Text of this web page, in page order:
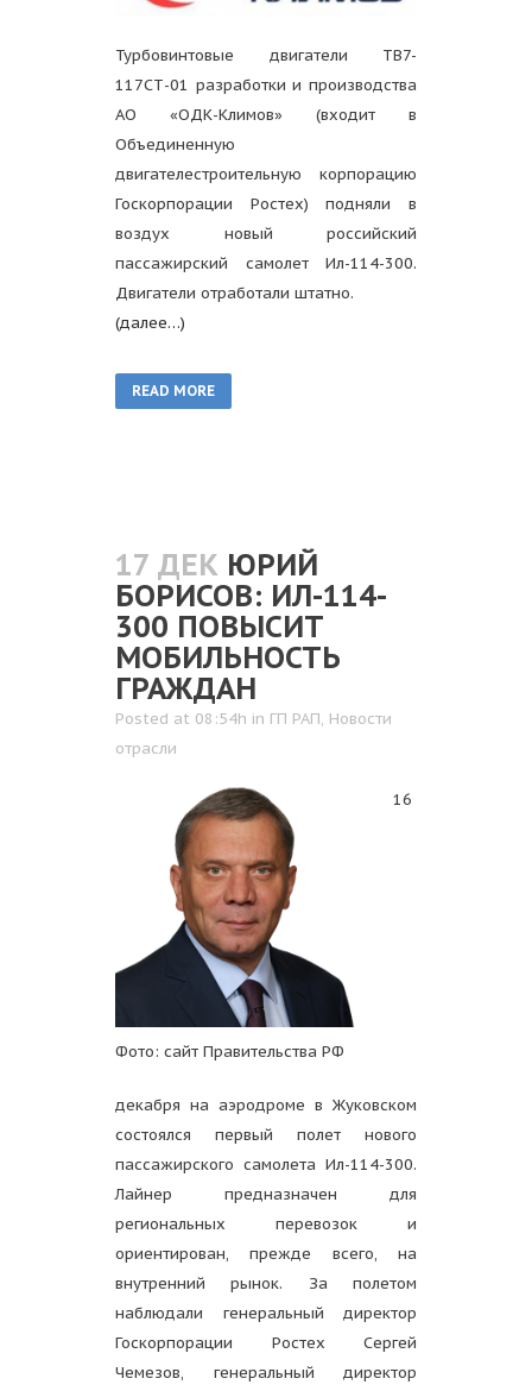
Турбовинтовые двигатели ТВ7-
117СТ-01 разработки и производства
АО «ОДК-Климов» (входит в
Объединенную
двигателестроительную корпорацию
Госкорпорации Ростех) подняли в
воздух новый российский
пассажирский самолет Ил-114-300.
Двигатели отработали штатно.
(далее…)
READ MORE
17 ДЕК ЮРИЙ
БОРИСОВ: ИЛ-114-
300 ПОВЫСИТ
МОБИЛЬНОСТЬ
ГРАЖДАН
Posted at 08:54h in ГП РАП, Новости
отрасли
Фото: сайт Правительства РФ
16
декабря на аэродроме в Жуковском
состоялся первый полет нового
пассажирского самолета Ил-114-300.
Лайнер предназначен для
региональных перевозок и
ориентирован, прежде всего, на
внутренний рынок. За полетом
наблюдали генеральный директор
Госкорпорации Ростех Сергей
Чемезов, генеральный директор